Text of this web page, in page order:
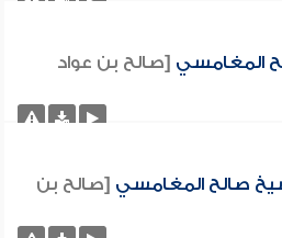
المغامسي [صالح بن عواد
صالح المغامسي [صالح بن